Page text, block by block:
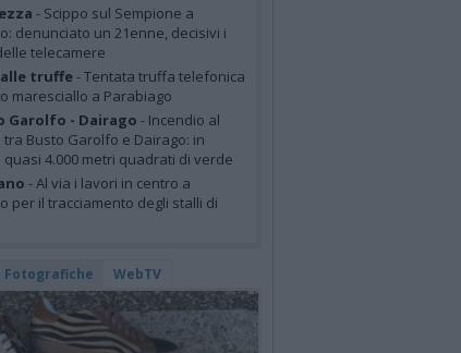
- Scippo sul Sempione a
denunciato un 21enne, decisivi i
telecamere
truffe- Tentata truffa telefonica
maresciallo a Parabiago
Garolfo - Dairago - Incendio al
Busto Garolfo e Dairago: in
4.000 metri quadrati di verde
- Al via i lavori in centro a
per il tracciamento degli stalli di
Fotografiche WebTV